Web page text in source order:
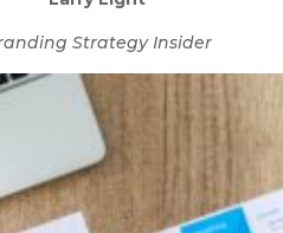
Strategy Insider